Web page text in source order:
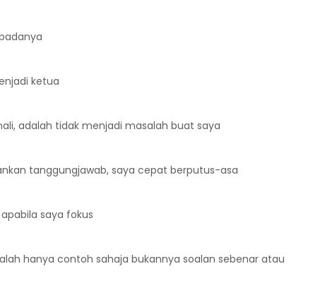
ketua
adalah tidak menjadi masalah buat saya
tanggungjawab, saya cepat berputus-asa
saya fokus
hanya contoh sahaja bukannya soalan sebenar atau